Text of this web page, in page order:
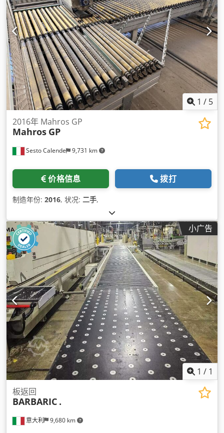
1 / 5
Sesto Calende 9,731 km
2016年 Mahros GP
Mahros GP
价格信息 拨打
制造年份: 2016, 状况: 二手,
小广告
1 / 1
意大利 9,680 km
板返回
BARBARIC .